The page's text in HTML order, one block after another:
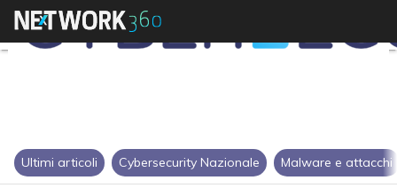
Ultimi articoli Cybersecurity Nazionale Malware e attacchi